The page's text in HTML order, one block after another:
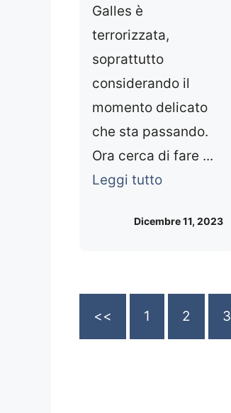
Galles è
terrorizzata,
soprattutto
considerando il
momento delicato
che sta passando.
Ora cerca di fare ...
Leggi tutto
Dicembre 11, 2023
<< 1 2 3